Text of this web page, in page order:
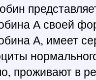
А своей
А, имеет
проживают в